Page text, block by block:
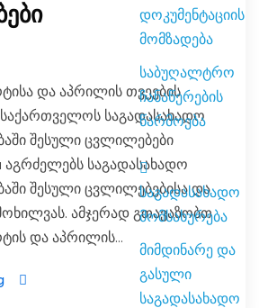
დოკუმენტაციის
მომზადება
საბუღალტრო
ჩანაწერების
წარმოება
საგადასახადო
მომსახურება
მიმდინარე და
გასული
საგადასახადო
საგადასახადო
შესული ცვლილებები
აგრძელებს საგადასახადო
შესული ცვლილებებისა და
ამჯერად გთავაზობთ
და აპრილის...